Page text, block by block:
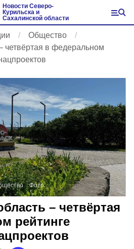
Новости Северо-
Курильска и
Сахалинской области
Общество
четвёртая в федеральном
Фото:
– четвёртая
рейтинге